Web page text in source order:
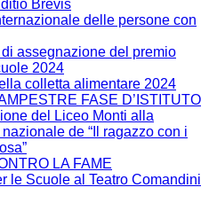
Brevis
delle persone con
assegnazione del premio
2024
colletta alimentare 2024
FASE D’ISTITUTO
del Liceo Monti alla
de “Il ragazzo con i
LA FAME
le Scuole al Teatro Comandini